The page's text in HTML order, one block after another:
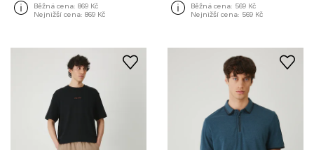
Běžná cena: 869 Kč
Nejnižší cena: 869 Kč
Běžná cena: 569 Kč
Nejnižší cena: 569 Kč